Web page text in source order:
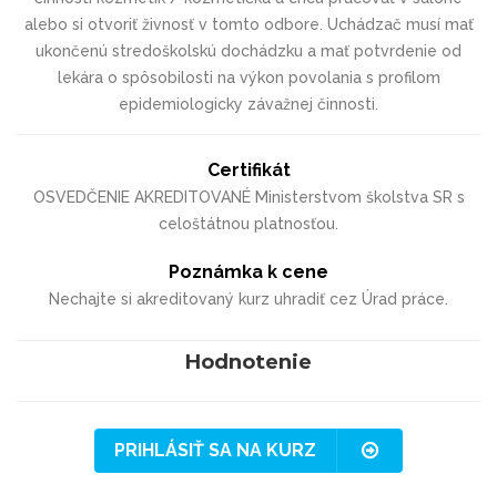
alebo si otvoriť živnosť v tomto odbore. Uchádzač musí mať
ukončenú stredoškolskú dochádzku a mať potvrdenie od
lekára o spôsobilosti na výkon povolania s profilom
epidemiologicky závažnej činnosti.
Certifikát
OSVEDČENIE AKREDITOVANÉ Ministerstvom školstva SR s
celoštátnou platnosťou.
Poznámka k cene
Nechajte si akreditovaný kurz uhradiť cez Úrad práce.
Hodnotenie
PRIHLÁSIŤ SA NA KURZ